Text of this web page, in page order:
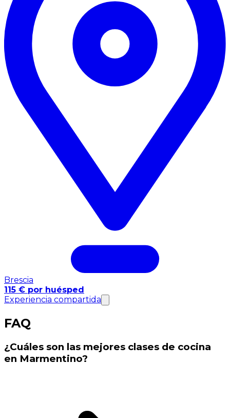
Brescia
115 € por huésped
Experiencia compartida
FAQ
¿Cuáles son las mejores clases de cocina
en Marmentino?